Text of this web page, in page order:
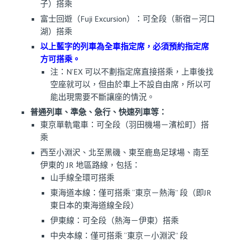
子）搭乘
富士回遊（Fuji Excursion）：可全段（新宿－河口
湖）搭乘
以上藍字的列車為全車指定席，必須預約指定席
方可搭乘。
注：N’EX 可以不劃指定席直接搭乘，上車後找
空座就可以，但由於車上不設自由席，所以可
能出現需要不斷讓座的情況。
普通列車、準急、急行、快速列車等：
東京單軌電車：可全段（羽田機場－濱松町）搭
乘
西至小淵沢、北至黑磯、東至鹿島足球場、南至
伊東的 JR 地區路線，包括：
山手線全環可搭乘
東海道本線：僅可搭乘 “東京－熱海” 段（即JR
東日本的東海道線全段）
伊東線：可全段（熱海－伊東）搭乘
中央本線：僅可搭乘 “東京－小淵沢” 段